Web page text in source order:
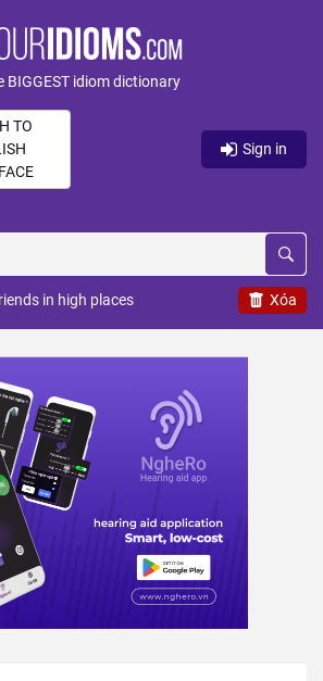
BIGGEST idiom dictionary
TO
Sign in
Xóa
in high places